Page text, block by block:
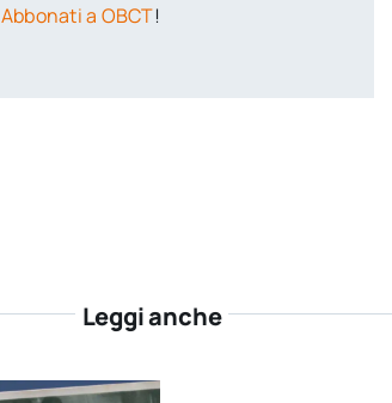
Abbonati a OBCT!
Leggi anche